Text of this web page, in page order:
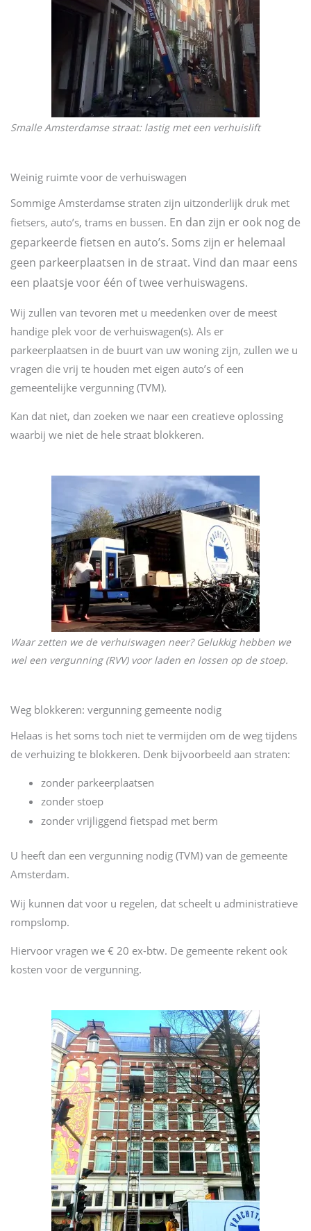
Smalle Amsterdamse straat: lastig met een verhuislift
Weinig ruimte voor de verhuiswagen
Sommige Amsterdamse straten zijn uitzonderlijk druk met
fietsers, auto’s, trams en bussen. En dan zijn er ook nog de
geparkeerde fietsen en auto’s. Soms zijn er helemaal
geen parkeerplaatsen in de straat. Vind dan maar eens
een plaatsje voor één of twee verhuiswagens.
Wij zullen van tevoren met u meedenken over de meest
handige plek voor de verhuiswagen(s). Als er
parkeerplaatsen in de buurt van uw woning zijn, zullen we u
vragen die vrij te houden met eigen auto’s of een
gemeentelijke vergunning (TVM).
Kan dat niet, dan zoeken we naar een creatieve oplossing
waarbij we niet de hele straat blokkeren.
Waar zetten we de verhuiswagen neer? Gelukkig hebben we
wel een vergunning (RVV) voor laden en lossen op de stoep.
Weg blokkeren: vergunning gemeente nodig
Helaas is het soms toch niet te vermijden om de weg tijdens
de verhuizing te blokkeren. Denk bijvoorbeeld aan straten:
zonder parkeerplaatsen
zonder stoep
zonder vrijliggend fietspad met berm
U heeft dan een vergunning nodig (TVM) van de gemeente
Amsterdam.
Wij kunnen dat voor u regelen, dat scheelt u administratieve
rompslomp.
Hiervoor vragen we € 20 ex-btw. De gemeente rekent ook
kosten voor de vergunning.